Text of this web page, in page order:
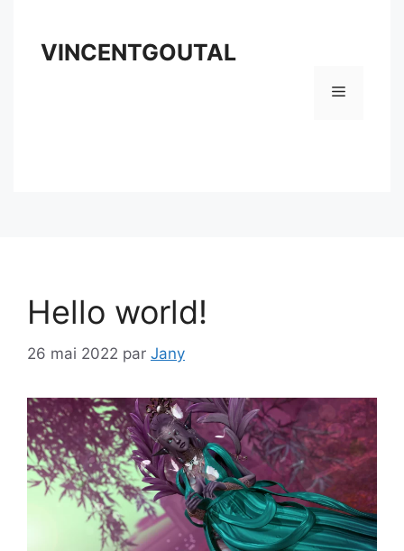
contenuVINCENTGOUTAL
Menu
Hello world!
26 mai 2022 par Jany